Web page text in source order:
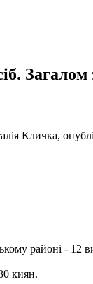
Загалом
Кличка,
районі - 12
киян.